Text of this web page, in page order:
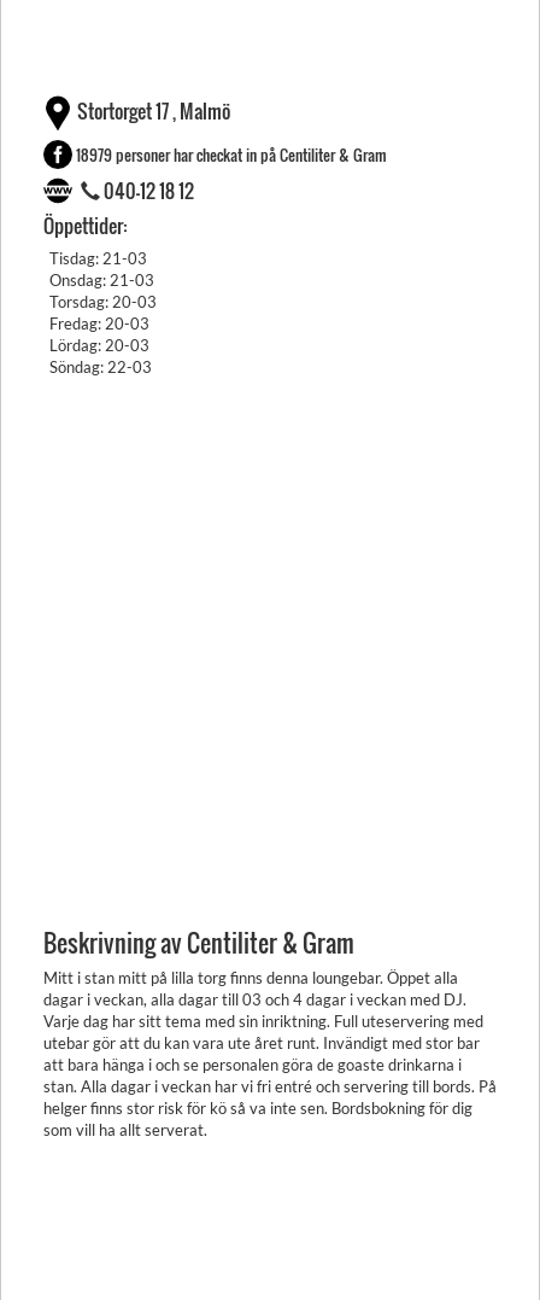
Stortorget 17 , Malmö
18979 personer har checkat in på Centiliter & Gram
040-12 18 12
Öppettider:
Tisdag: 21-03
Onsdag: 21-03
Torsdag: 20-03
Fredag: 20-03
Lördag: 20-03
Söndag: 22-03
Beskrivning av Centiliter & Gram
Mitt i stan mitt på lilla torg finns denna loungebar. Öppet alla
dagar i veckan, alla dagar till 03 och 4 dagar i veckan med DJ.
Varje dag har sitt tema med sin inriktning. Full uteservering med
utebar gör att du kan vara ute året runt. Invändigt med stor bar
att bara hänga i och se personalen göra de goaste drinkarna i
stan. Alla dagar i veckan har vi fri entré och servering till bords. På
helger finns stor risk för kö så va inte sen. Bordsbokning för dig
som vill ha allt serverat.